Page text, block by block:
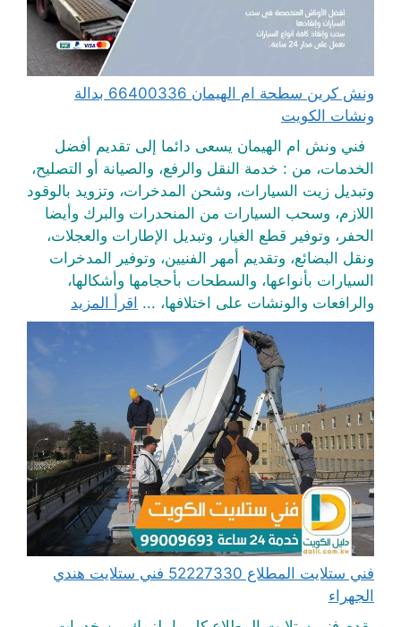
ونش كرين سطحة ام الهيمان 66400336 بدالة
ونشات الكويت
فني ونش ام الهيمان يسعى دائما إلى تقديم أفضل
الخدمات، من : خدمة النقل والرفع، والصيانة أو التصليح،
وتبديل زيت السيارات، وشحن المدخرات، وتزويد بالوقود
اللازم، وسحب السيارات من المنحدرات والبرك وأيضا
الحفر، وتوفير قطع الغيار، وتبديل الإطارات والعجلات،
ونقل البضائع، وتقديم أمهر الفنيين، وتوفير المدخرات
السيارات بأنواعها، والسطحات بأحجامها وأشكالها،
والرافعات والونشات على اختلافها، ... اقرأ المزيد
فني ستلايت المطلاع 52227330 فني ستلايت هندي
الجهراء